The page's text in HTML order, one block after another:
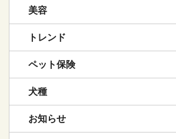
美容
トレンド
ペット保険
犬種
お知らせ